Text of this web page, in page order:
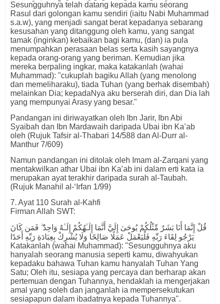
Sesungguhnya telah datang kepada kamu seorang
Rasul dari golongan kamu sendiri (iaitu Nabi Muhammad
s.a.w), yang menjadi sangat berat kepadanya sebarang
kesusahan yang ditanggung oleh kamu, yang sangat
tamak (inginkan) kebaikan bagi kamu, (dan) ia pula
menumpahkan perasaan belas serta kasih sayangnya
kepada orang-orang yang beriman. Kemudian jika
mereka berpaling ingkar, maka katakanlah (wahai
Muhammad): "cukuplah bagiku Allah (yang menolong
dan memeliharaku), tiada Tuhan (yang berhak disembah)
melainkan Dia; kepadaNya aku berserah diri, dan Dia lah
yang mempunyai Arasy yang besar."
Pandangan ini diriwayatkan oleh Ibn Jarir, Ibn Abi
Syaibah dan Ibn Mardawaih daripada Ubai ibn Ka’ab
oleh (Rujuk Tafsir al-Thabari 14/588 dan Al-Durr al-
Manthur 7/609)
Namun pandangan ini ditolak oleh Imam al-Zarqani yang
mentakwilkan athar Ubai ibn Ka’ab ini dalam erti kata ia
merupakan ayat terakhir daripada surah al-Taubah.
(Rujuk Manahil al-‘Irfan 1/99)
7. Ayat 110 Surah al-Kahfi
Firman Allah SWT:
قُلْ إِنَّمَا أَنَا بَشَرٌ مِّثْلُكُمْ يُوحَىٰ إِلَيَّ أَنَّمَا إِلَـٰهُكُمْ إِلَـٰهٌ وَاحِدٌ ۖ فَمَن كَانَ
يَرْجُو لِقَاءَ رَبِّهِ فَلْيَعْمَلْ عَمَلًا صَالِحًا وَلَا يُشْرِكْ بِعِبَادَةِ رَبِّهِ أَحَدًا
Katakanlah (wahai Muhammad): "Sesungguhnya aku
hanyalah seorang manusia seperti kamu, diwahyukan
kepadaku bahawa Tuhan kamu hanyalah Tuhan Yang
Satu; Oleh itu, sesiapa yang percaya dan berharap akan
pertemuan dengan Tuhannya, hendaklah ia mengerjakan
amal yang soleh dan janganlah ia mempersekutukan
sesiapapun dalam ibadatnya kepada Tuhannya".